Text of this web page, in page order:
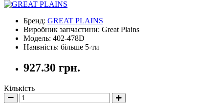
Бренд: GREAT PLAINS
Виробник запчастини: Great Plains
Модель: 402-478D
Наявність: більше 5-ти
927.30 грн.
Кількість